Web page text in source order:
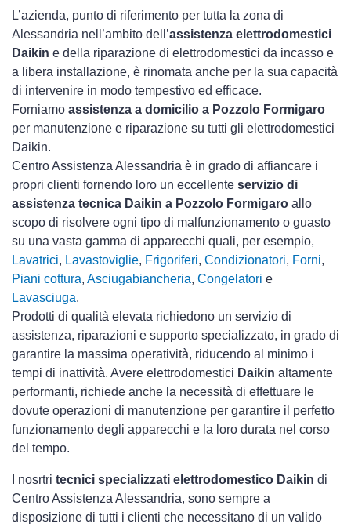
L’azienda, punto di riferimento per tutta la zona di
Alessandria nell’ambito dell’assistenza elettrodomestici
Daikin e della riparazione di elettrodomestici da incasso e
a libera installazione, è rinomata anche per la sua capacità
di intervenire in modo tempestivo ed efficace.
Forniamo assistenza a domicilio a Pozzolo Formigaro
per manutenzione e riparazione su tutti gli elettrodomestici
Daikin.
Centro Assistenza Alessandria è in grado di affiancare i
propri clienti fornendo loro un eccellente servizio di
assistenza tecnica Daikin a Pozzolo Formigaro allo
scopo di risolvere ogni tipo di malfunzionamento o guasto
su una vasta gamma di apparecchi quali, per esempio,
Lavatrici, Lavastoviglie, Frigoriferi, Condizionatori, Forni,
Piani cottura, Asciugabiancheria, Congelatori e
Lavasciuga.
Prodotti di qualità elevata richiedono un servizio di
assistenza, riparazioni e supporto specializzato, in grado di
garantire la massima operatività, riducendo al minimo i
tempi di inattività. Avere elettrodomestici Daikin altamente
performanti, richiede anche la necessità di effettuare le
dovute operazioni di manutenzione per garantire il perfetto
funzionamento degli apparecchi e la loro durata nel corso
del tempo.
I nosrtri tecnici specializzati elettrodomestico Daikin di
Centro Assistenza Alessandria, sono sempre a
disposizione di tutti i clienti che necessitano di un valido